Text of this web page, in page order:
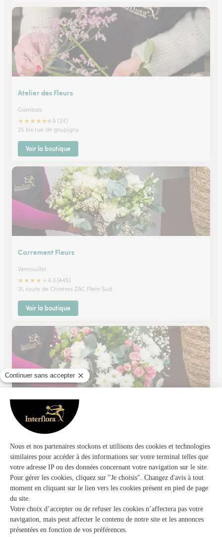
Atelier des Fleurs
Gambais
★★★★★4.5 (24)
25 bis rue de goupigny
Voir la boutique
Carrement Fleurs
Vernouillet
★★★★
4.3 (445)
31, route de Chartres ZAC Plein Sud
Voir la boutique
L’ile Fleurie
Houdan
34, Grande Rue
Voir la boutique